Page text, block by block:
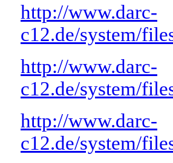
http://www.darc-
c12.de/system/
http://www.darc-
c12.de/system/
http://www.darc-
c12.de/system/